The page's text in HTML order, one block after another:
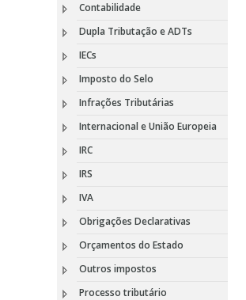
Contabilidade
Dupla Tributação e ADTs
IECs
Imposto do Selo
Infrações Tributárias
Internacional e União Europeia
IRC
IRS
IVA
Obrigações Declarativas
Orçamentos do Estado
Outros impostos
Processo tributário